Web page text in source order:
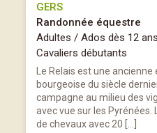
GERS
Randonnée équestre
Adultes / Ados dès 12 ans
Cavaliers débutants
Le Relais est une
bourgeoise du siècle
campagne au milieu des
avec vue sur les
de chevaux avec 20 […]